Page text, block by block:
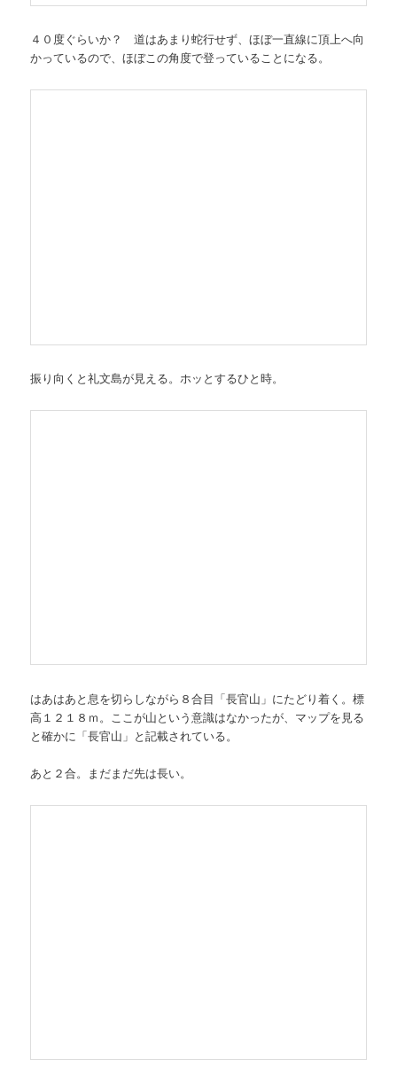
４０度ぐらいか？ 道はあまり蛇行せず、ほぼ一直線に頂上へ向
かっているので、ほぼこの角度で登っていることになる。
振り向くと礼文島が見える。ホッとするひと時。
はあはあと息を切らしながら８合目「長官山」にたどり着く。標
高１２１８ｍ。ここが山という意識はなかったが、マップを見る
と確かに「長官山」と記載されている。
あと２合。まだまだ先は長い。